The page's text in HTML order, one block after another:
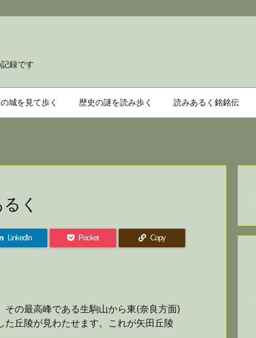
録です
城を見て歩く 歴史の謎を読み歩く 読みあるく銘銘伝
く
LinkedIn Pocket Copy
の最高峰である生駒山から東(奈良方面)
丘陵が見わたせます。これが矢田丘陵